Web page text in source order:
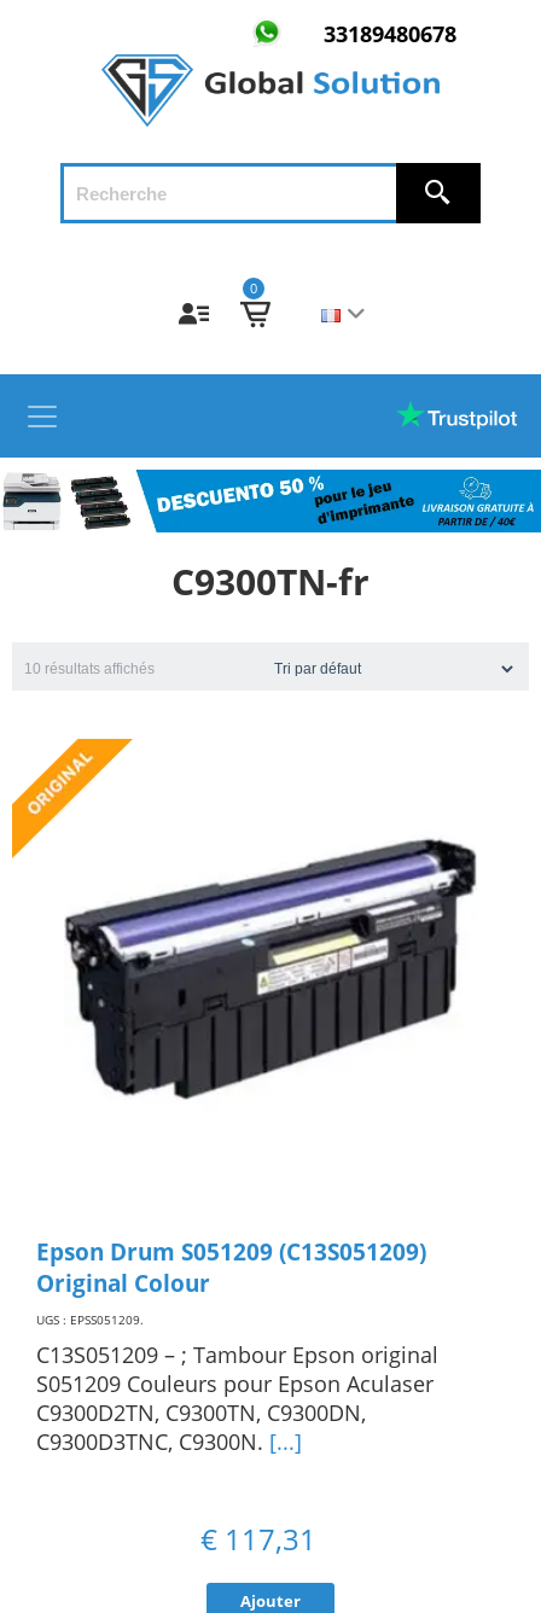
33189480678
0
C9300TN-fr
10 résultats affichés
Epson Drum S051209 (C13S051209)
Original Colour
UGS : EPSS051209.
C13S051209 – ; Tambour Epson original
S051209 Couleurs pour Epson Aculaser
C9300D2TN, C9300TN, C9300DN,
C9300D3TNC, C9300N. [...]
€ 117,31
Ajouter